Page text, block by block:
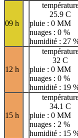
09 h
25.9 C
pluie : 0 MM
nuages : 0 %
humidité : 27
12 h
32 C
pluie : 0 MM
nuages : 0 %
humidité : 19
15 h
34.1 C
pluie : 0 MM
nuages : 2 %
humidité : 15